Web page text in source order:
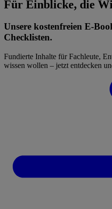
Für Einblicke, die
Unsere kostenfreien E-
Checklisten.
Fundierte Inhalte für Fachleute,
wissen wollen – jetzt entdecken